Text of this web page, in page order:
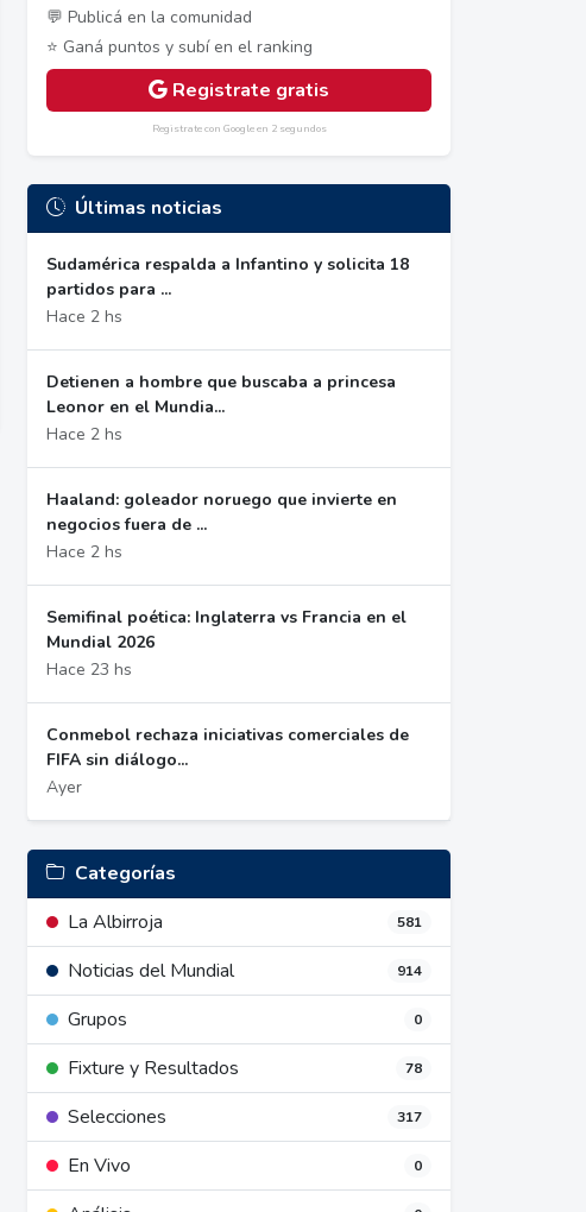
💬 Publicá en la comunidad
⭐ Ganá puntos y subí en el ranking
Registrate gratis
Registrate con Google en 2 segundos
Últimas noticias
Sudamérica respalda a Infantino y solicita 18
partidos para ...
Hace 2 hs
Detienen a hombre que buscaba a princesa
Leonor en el Mundia...
Hace 2 hs
Haaland: goleador noruego que invierte en
negocios fuera de ...
Hace 2 hs
Semifinal poética: Inglaterra vs Francia en el
Mundial 2026
Hace 23 hs
Conmebol rechaza iniciativas comerciales de
FIFA sin diálogo...
Ayer
Categorías
La Albirroja
581
Noticias del Mundial 914
Grupos 0
Fixture y Resultados 78
Selecciones 317
En Vivo 0